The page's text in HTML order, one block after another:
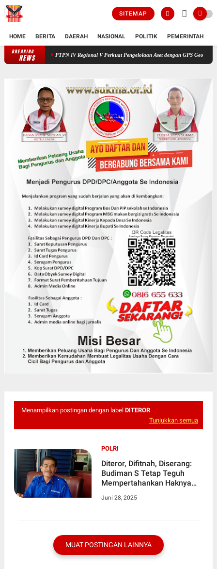
SITEMAP
HOME BERITA DAERAH NASIONAL POLITIK PEMERINTAH
BREAKING
NEWSPTPN IV Regional V Perkuat Pengelolaan Aset dengan GPS Geodetic
Menampilkan postingan dengan label DITEROR
Tunjukkan semua
POLRI
Diteror, Difitnah, Diserang:
Budiman S Tetap Teguh
Mempertahankan Haknya
Keadilan
Juni 28, 2025
MUAT POSTINGAN LAINNYA